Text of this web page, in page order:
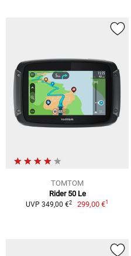
TOMTOM
Rider 50 Le
UVP 349,00 €2 299,00 €1